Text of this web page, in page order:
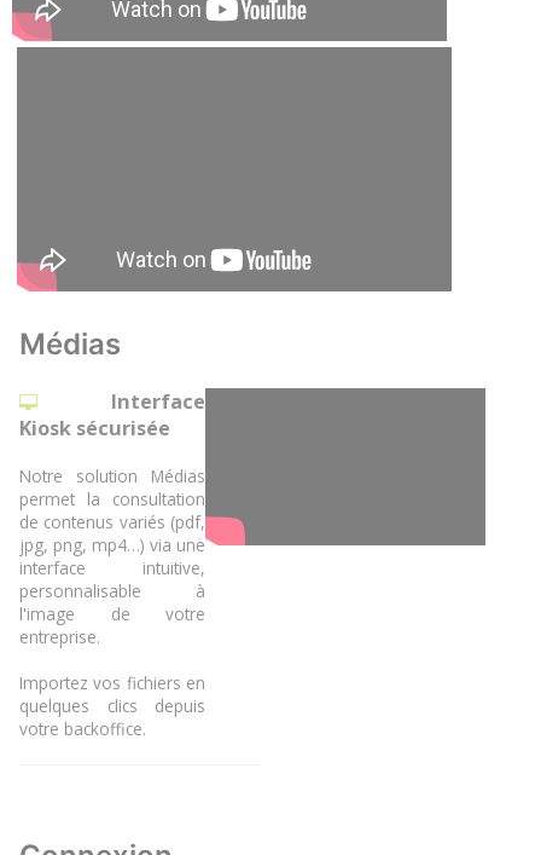
Médias
Interface
Kiosk sécurisée
Notre solution Médias
permet la consultation
de contenus variés (pdf,
jpg, png, mp4…) via une
interface intuitive,
personnalisable à
l'image de votre
entreprise.
Importez vos fichiers en
quelques clics depuis
votre backoffice.